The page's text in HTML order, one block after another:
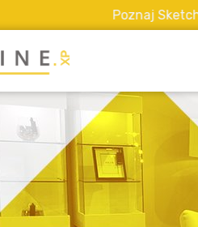
Poznaj Sketch Mode -